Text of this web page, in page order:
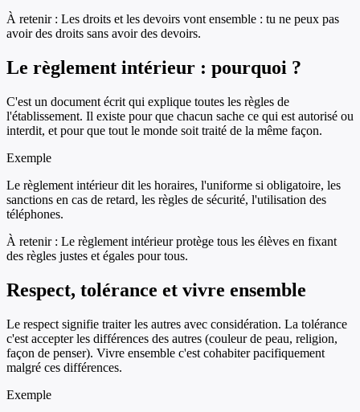
À retenir : Les droits et les devoirs vont ensemble : tu ne peux pas
avoir des droits sans avoir des devoirs.
Le règlement intérieur : pourquoi ?
C'est un document écrit qui explique toutes les règles de
l'établissement. Il existe pour que chacun sache ce qui est autorisé ou
interdit, et pour que tout le monde soit traité de la même façon.
Exemple
Le règlement intérieur dit les horaires, l'uniforme si obligatoire, les
sanctions en cas de retard, les règles de sécurité, l'utilisation des
téléphones.
À retenir : Le règlement intérieur protège tous les élèves en fixant
des règles justes et égales pour tous.
Respect, tolérance et vivre ensemble
Le respect signifie traiter les autres avec considération. La tolérance
c'est accepter les différences des autres (couleur de peau, religion,
façon de penser). Vivre ensemble c'est cohabiter pacifiquement
malgré ces différences.
Exemple